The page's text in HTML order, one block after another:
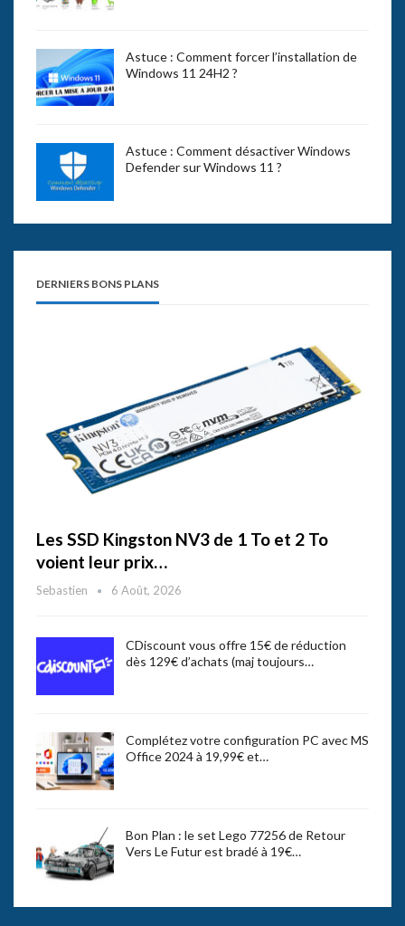
Astuce : Comment forcer l’installation de
Windows 11 24H2 ?
Astuce : Comment désactiver Windows
Defender sur Windows 11 ?
DERNIERS BONS PLANS
Les SSD Kingston NV3 de 1 To et 2 To
voient leur prix…
Sebastien 6 Août, 2026
CDiscount vous offre 15€ de réduction
dès 129€ d’achats (maj toujours…
Complétez votre configuration PC avec MS
Office 2024 à 19,99€ et…
Bon Plan : le set Lego 77256 de Retour
Vers Le Futur est bradé à 19€…